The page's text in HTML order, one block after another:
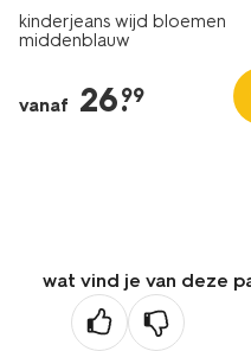
kinderjeans wijd bloemen
middenblauw
vanaf 26.
99
wat vind je van deze